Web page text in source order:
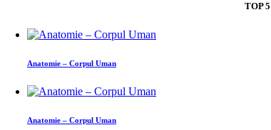
TOP5
Anatomie – Corpul Uman
Anatomie – Corpul Uman